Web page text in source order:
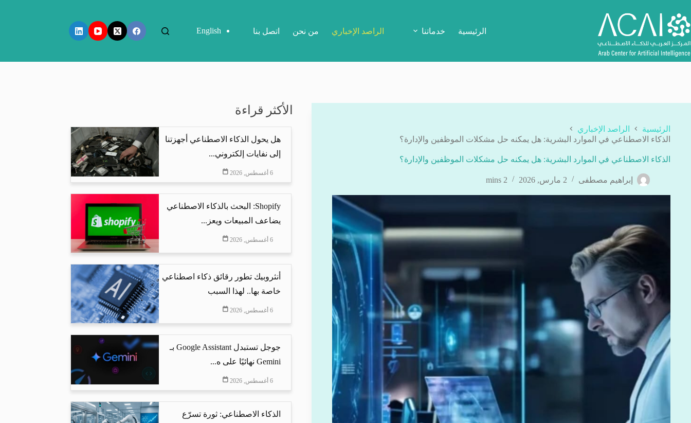
إلى
المحتوى
الرئيسية خدماتنا الراصد الإخباري من نحن اتصل بنا English
الرئيسية
الراصد الإخباري
الذكاء الاصطناعي في الموارد البشرية: هل يمكنه حل مشكلات الموظفين والإدارة؟
الذكاء الاصطناعي في الموارد البشرية: هل يمكنه حل مشكلات الموظفين والإدارة؟
إبراهيم مصطفى 2 مارس, 2026 2 mins
الأكثر قراءة
هل يحول الذكاء الاصطناعي أجهزتنا
إلى نفايات إلكتروني...
6 أغسطس, 2026
Shopify: البحث بالذكاء الاصطناعي
يضاعف المبيعات ويعز...
6 أغسطس, 2026
أنثروبيك تطور رقائق ذكاء اصطناعي
خاصة بها.. لهذا السبب
6 أغسطس, 2026
جوجل تستبدل Google Assistant بـ
Gemini نهائيًا على ه...
6 أغسطس, 2026
الذكاء الاصطناعي: ثورة تسرّع